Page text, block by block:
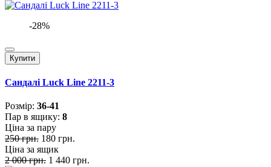
-28%
Купити
Сандалі Luck Line 2211-3
Розмiр: 36-41
Пар в ящику: 8
Ціна за пару
250 грн. 180 грн.
Ціна за ящик
2 000 грн. 1 440 грн.